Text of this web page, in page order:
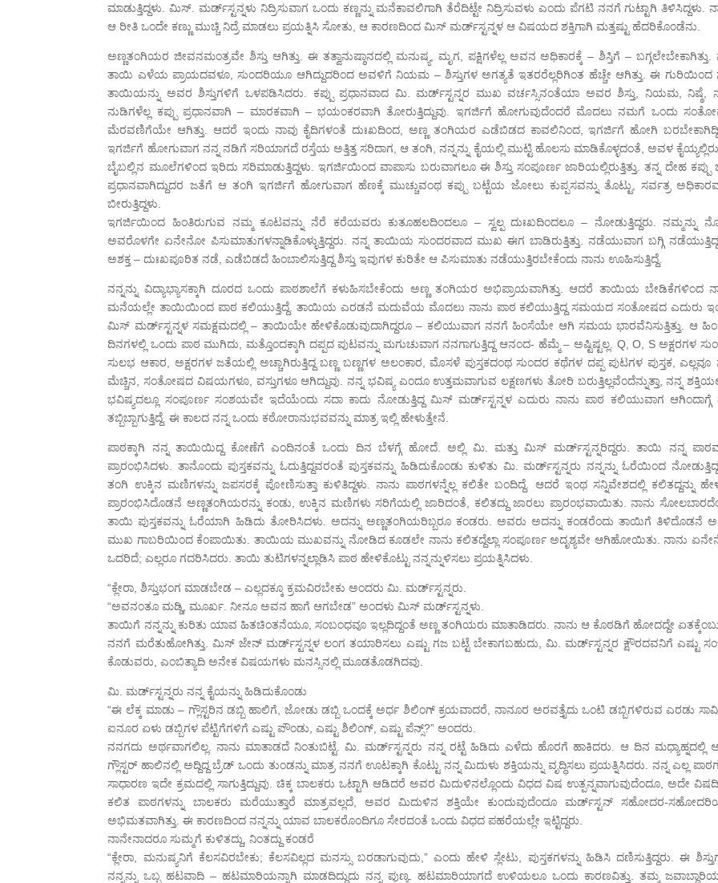
ಮಾಡುತ್ತಿದ್ದಳು. ಮಿಸ್. ಮರ್ಡ್‍ಸ್ಟನ್ನಳು ನಿದ್ರಿಸುವಾಗ ಒಂದು ಕಣ್ಣನ್ನು ಮನೆಕಾವಲಿಗಾಗಿ ತೆರೆದಿಟ್ಟೇ ನಿದ್ರಿಸುವಳು ಎಂದು ಪೆಗಟಿ ನನಗೆ ಗುಟ್ಟಾಗಿ ತಿಳಿಸಿದ್ದಳು.
ಆ ರೀತಿ ಒಂದೇ ಕಣ್ಣು ಮುಚ್ಚಿ ನಿದ್ರೆ ಮಾಡಲು ಪ್ರಯತ್ನಿಸಿ ಸೋತು, ಆ ಕಾರಣದಿಂದ ಮಿಸ್ ಮರ್ಡ್‍ಸ್ಟನ್ನಳ ಆ ವಿಷಯದ ಶಕ್ತಿಗಾಗಿ ಮತ್ತಷ್ಟು ಹೆದರಿಕೊಂಡೆನು.
ಅಣ್ಣತಂಗಿಯರ ಜೀವನಮಂತ್ರವೇ ಶಿಸ್ತು ಆಗಿತ್ತು. ಈ ತತ್ವಾನುಷ್ಠಾನದಲ್ಲಿ ಮನುಷ್ಯ, ಮೃಗ, ಪಕ್ಷಿಗಳೆಲ್ಲ ಅವನ ಅಧಿಕಾರಕ್ಕೆ – ಶಿಸ್ತಿಗೆ – ಬಗ್ಗಲೇಬೇಕಾಗಿತ್ತು.
ತಾಯಿ ಎಳೆಯ ಪ್ರಾಯದವಳೂ, ಸುಂದರಿಯೂ ಆಗಿದ್ದುದರಿಂದ ಅವಳಿಗೆ ನಿಯಮ – ಶಿಸ್ತುಗಳ ಅಗತ್ಯತೆ ಇತರರೆಲ್ಲರಿಗಿಂತ ಹೆಚ್ಚೇ ಆಗಿತ್ತು. ಈ ಗುರಿಯಿಂದ
ತಾಯಿಯನ್ನು ಅವರ ಶಿಸ್ತುಗಳಿಗೆ ಒಳಪಡಿಸಿದರು. ಕಪ್ಪು ಪ್ರಧಾನವಾದ ಮಿ. ಮರ್ಡ್‍ಸ್ಟನ್ನರ ಮುಖ ವರ್ಚಸ್ಸಿನಂತೆಯಾ ಅವರ ಶಿಸ್ತು, ನಿಯಮ, ನಿಷ್ಠೆ,
ನುಡಿಗಳೆಲ್ಲ ಕಪ್ಪು ಪ್ರಧಾನವಾಗಿ – ಮಾರಕವಾಗಿ – ಭಯಂಕರವಾಗಿ ತೋರುತ್ತಿದ್ದುವು. ಇಗರ್ಜಿಗೆ ಹೋಗುವುದೆಂದರೆ ಮೊದಲು ನಮಗೆ ಒಂದು
ಮೆರವಣಿಗೆಯೇ ಆಗಿತ್ತು. ಆದರೆ ಇಂದು ನಾವು ಕೈದಿಗಳಂತೆ ದುಃಖದಿಂದ, ಅಣ್ಣ ತಂಗಿಯರ ಎಡೆಬಿಡದ ಕಾವಲಿನಿಂದ, ಇಗರ್ಜಿಗೆ ಹೋಗಿ
ಇಗರ್ಜಿಗೆ ಹೋಗುವಾಗ ನನ್ನ ನಡಿಗೆ ಸರಿಯಾಗದೆ ರಸ್ತೆಯ ಅತ್ತಿತ್ತ ಸರಿದಾಗ, ಆ ತಂಗಿ, ನನ್ನನ್ನು ಕೈಯಲ್ಲಿ ಮುಟ್ಟಿ ಹೊಲಸು ಮಾಡಿಕೊಳ್ಳದಂತೆ, ಅವಳ
ಬೈಬಲ್ಲಿನ ಮೂಲೆಗಳಿಂದ ಇರಿದು ಸರಿಮಾಡುತ್ತಿದ್ದಳು. ಇಗರ್ಜಿಯಿಂದ ವಾಪಾಸು ಬರುವಾಗಲೂ ಈ ಶಿಸ್ತು ಸಂಪೂರ್ಣ ಜಾರಿಯಲ್ಲಿರುತ್ತಿತ್ತು. ತನ್ನ ದೇಹ ಕಪ್ಪು
ಪ್ರಧಾನವಾಗಿದ್ದುದರ ಜತೆಗೆ ಆ ತಂಗಿ ಇಗರ್ಜಿಗೆ ಹೋಗುವಾಗ ಹೆಣಕ್ಕೆ ಮುಚ್ಚುವಂಥ ಕಪ್ಪು ಬಟ್ಟೆಯ ಜೋಲು ಕುಪ್ಪಸವನ್ನು ತೊಟ್ಟು, ಸರ್ವತ್ರ
ಬೀರುತ್ತಿದ್ದಳು.
ಇಗರ್ಜಿಯಿಂದ ಹಿಂತಿರುಗುವ ನಮ್ಮ ಕೂಟವನ್ನು ನೆರೆ ಕರೆಯವರು ಕುತೂಹಲದಿಂದಲೂ – ಸ್ವಲ್ಪ ದುಃಖದಿಂದಲೂ – ನೋಡುತ್ತಿದ್ದರು. ನಮ್ಮನ್ನು
ಅವರೊಳಗೇ ಏನೇನೋ ಪಿಸುಮಾತುಗಳನ್ನಾಡಿಕೊಳ್ಳುತ್ತಿದ್ದರು. ನನ್ನ ತಾಯಿಯ ಸುಂದರವಾದ ಮುಖ ಈಗ ಬಾಡಿರುತ್ತಿತ್ತು. ನಡೆಯುವಾಗ ಬಗ್ಗಿ
ಅಶಕ್ತ – ದುಃಖಪೂರಿತ ನಡೆ, ಎಡೆಬಿಡದೆ ಹಿಂಬಾಲಿಸುತ್ತಿದ್ದ ಶಿಸ್ತು ಇವುಗಳ ಕುರಿತೇ ಆ ಪಿಸುಮಾತು ನಡೆಯುತ್ತಿರಬೇಕೆಂದು ನಾನು ಊಹಿಸುತ್ತಿದ್ದೆ.
ನನ್ನನ್ನು ವಿದ್ಯಾಭ್ಯಾಸಕ್ಕಾಗಿ ದೂರದ ಒಂದು ಪಾಠಶಾಲೆಗೆ ಕಳುಹಿಸಬೇಕೆಂದು ಅಣ್ಣ ತಂಗಿಯರ ಅಭಿಪ್ರಾಯವಾಗಿತ್ತು. ಆದರೆ ತಾಯಿಯ ಬೇಡಿಕೆಗಳಿಂದ
ಮನೆಯಲ್ಲೇ ತಾಯಿಯಿಂದ ಪಾಠ ಕಲಿಯುತ್ತಿದ್ದೆ. ತಾಯಿಯ ಎರಡನೆ ಮದುವೆಯ ಮೊದಲು ನಾನು ಪಾಠ ಕಲಿಯುತ್ತಿದ್ದ ಸಮಯದ ಸಂತೋಷದ ಎದುರು
ಮಿಸ್ ಮರ್ಡ್‍ಸ್ಟನ್ನಳ ಸಮಕ್ಷಮದಲ್ಲಿ – ತಾಯಿಯೇ ಹೇಳಿಕೊಡುವುದಾಗಿದ್ದರೂ – ಕಲಿಯುವಾಗ ನನಗೆ ಹಿಂಸೆಯೇ ಆಗಿ ಸಮಯ ಭಾರವೆನಿಸುತ್ತಿತ್ತು. ಆ
ದಿನಗಳಲ್ಲಿ ಒಂದು ಪಾಠ ಮುಗಿದು, ಮತ್ತೊಂದಕ್ಕಾಗಿ ದಪ್ಪದ ಪುಟವನ್ನು ಮಗುಚುವಾಗ ನನಗಾಗುತ್ತಿದ್ದ ಆನಂದ- ಹೆಮ್ಮೆ – ಅಷ್ಟಿಷ್ಟಲ್ಲ. Q, O, S ಅಕ್ಷರಗಳ
ಸುಲಭ ಆಕಾರ, ಅಕ್ಷರಗಳ ಜತೆಯಲ್ಲಿ ಅಚ್ಚಾಗಿರುತ್ತಿದ್ದ ಬಣ್ಣ ಬಣ್ಣಗಳ ಅಲಂಕಾರ, ಮೊಸಳೆ ಪುಸ್ತಕದಂಥ ಸುಂದರ ಕಥೆಗಳ ದಪ್ಪ ಪುಟಗಳ ಪುಸ್ತಕ, ಎಲ್ಲವೂ
ಮೆಚ್ಚಿನ, ಸಂತೋಷದ ವಿಷಯಗಳೂ, ವಸ್ತುಗಳೂ ಆಗಿದ್ದುವು. ನನ್ನ ಭವಿಷ್ಯ ಎಂದೂ ಉತ್ತಮವಾಗುವ ಲಕ್ಷಣಗಳು ತೋರಿ ಬರುತ್ತಿಲ್ಲವೆಂದೆನ್ನುತ್ತಾ, ನನ್ನ
ಭವಿಷ್ಯದಲ್ಲೂ ಸಂಪೂರ್ಣ ಸಂಶಯವೇ ಇದೆಯೆಂದು ಸದಾ ಕಾದು ನೋಡುತ್ತಿದ್ದ ಮಿಸ್ ಮರ್ಡ್‍ಸ್ಟನ್ನಳ ಎದುರು ನಾನು ಪಾಠ ಕಲಿಯುವಾಗ ಆಗಿಂದಾಗ್ಗೆ
ತಬ್ಬಿಬ್ಬಾಗುತ್ತಿದ್ದೆ. ಈ ಕಾಲದ ನನ್ನ ಒಂದು ಕಠೋರಾನುಭವವನ್ನು ಮಾತ್ರ ಇಲ್ಲಿ ಹೇಳುತ್ತೇನೆ.
ಪಾಠಕ್ಕಾಗಿ ನನ್ನ ತಾಯಿಯಿದ್ದ ಕೋಣೆಗೆ ಎಂದಿನಂತೆ ಒಂದು ದಿನ ಬೆಳಗ್ಗೆ ಹೋದೆ. ಅಲ್ಲಿ ಮಿ. ಮತ್ತು ಮಿಸ್ ಮರ್ಡ್‌ಸ್ಟನ್ನರಿದ್ದರು. ತಾಯಿ ನನ್ನ
ಪ್ರಾರಂಭಿಸಿದಳು. ತಾನೊಂದು ಪುಸ್ತಕವನ್ನು ಓದುತ್ತಿದ್ದವರಂತೆ ಪುಸ್ತಕವನ್ನು ಹಿಡಿದುಕೊಂಡು ಕುಳಿತು ಮಿ. ಮರ್ಡ್‍ಸ್ಟನ್ನರು ನನ್ನನ್ನು ಓರೆಯಿಂದ
ತಂಗಿ ಉಕ್ಕಿನ ಮಣಿಗಳನ್ನು ಜಪಸರಕ್ಕೆ ಪೋಣಿಸುತ್ತಾ ಕುಳಿತಿದ್ದಳು. ನಾನು ಪಾಠಗಳನ್ನೆಲ್ಲ ಕಲಿತೇ ಬಂದಿದ್ದೆ. ಆದರೆ ಇಂಥ ಸನ್ನಿವೇಶದಲ್ಲಿ ಕಲಿತದ್ದನ್ನು
ಪ್ರಾರಂಭಿಸಿದೊಡನೆ ಅಣ್ಣತಂಗಿಯರನ್ನು ಕಂಡು, ಉಕ್ಕಿನ ಮಣಿಗಳು ಸರಿಗೆಯಲ್ಲಿ ಜಾರಿದಂತೆ, ಕಲಿತದ್ದು ಜಾರಲು ಪ್ರಾರಂಭವಾಯಿತು. ನಾನು
ತಾಯಿ ಪುಸ್ತಕವನ್ನು ಓರೆಯಾಗಿ ಹಿಡಿದು ತೋರಿಸಿದಳು. ಅದನ್ನು ಅಣ್ಣತಂಗಿಯರಿಬ್ಬರೂ ಕಂಡರು. ಅವರು ಅದನ್ನು ಕಂಡರೆಂದು ತಾಯಿಗೆ ತಿಳಿದೊಡನೆ
ಮುಖ ಗಾಬರಿಯಿಂದ ಕೆಂಪಾಯಿತು. ತಾಯಿಯ ಮುಖವನ್ನು ನೋಡಿದ ಕೂಡಲೇ ನಾನು ಕಲಿತದ್ದೆಲ್ಲಾ ಸಂಪೂರ್ಣ ಅದೃಶ್ಯವೇ ಆಗಿಹೋಯಿತು. ನಾನು
ಒದರಿದೆ; ಎಲ್ಲರೂ ಗದರಿಸಿದರು. ತಾಯಿ ತುಟಿಗಳನ್ನಲ್ಲಾಡಿಸಿ ಪಾಠ ಹೇಳಿಕೊಟ್ಟು ನನ್ನನ್ನುಳಿಸಲು ಪ್ರಯತ್ನಿಸಿದಳು.
“ಕ್ಲೇರಾ, ಶಿಸ್ತುಭಂಗ ಮಾಡಬೇಡ – ಎಲ್ಲದಕ್ಕೂ ಕ್ರಮವಿರಬೇಕು ಅಂದರು ಮಿ. ಮರ್ಡ್‍ಸ್ಟನ್ನರು.
“ಅವನಂತೂ ಮಡ್ಡಿ, ಮೂರ್ಖ. ನೀನೂ ಅವನ ಹಾಗೆ ಆಗಬೇಡ” ಅಂದಳು ಮಿಸ್ ಮರ್ಡ್‍ಸ್ಟನ್ನಳು.
ತಾಯಿಗೆ ನನ್ನನ್ನು ಕುರಿತು ಯಾವ ಹಿತಚಿಂತನೆಯೂ, ಸಂಬಂಧವೂ ಇಲ್ಲದಿದ್ದಂತೆ ಅಣ್ಣ ತಂಗಿಯರು ಮಾತಾಡಿದರು. ನಾನು ಆ ಕೊಠಡಿಗೆ ಹೋದದ್ದೇ
ನನಗೆ ಮರೆತುಹೋಗಿತ್ತು. ಮಿಸ್ ಜೇನ್ ಮರ್ಡ್‍ಸ್ಟನ್ನಳ ಲಂಗ ತಯಾರಿಸಲು ಎಷ್ಟು ಗಜ ಬಟ್ಟೆ ಬೇಕಾಗಬಹುದು, ಮಿ. ಮರ್ಡ್‍ಸ್ಟನ್ನರ ಕ್ಷೌರದವನಿಗೆ ಎಷ್ಟು
ಕೊಡುವರು, ಎಂಬಿತ್ಯಾದಿ ಅನೇಕ ವಿಷಯಗಳು ಮನಸ್ಸಿನಲ್ಲಿ ಮೂಡತೊಡಗಿದವು.
ಮಿ. ಮರ್ಡ್‍ಸ್ಟನ್ನರು ನನ್ನ ಕೈಯನ್ನು ಹಿಡಿದುಕೊಂಡು
“ಈ ಲೆಕ್ಕ ಮಾಡು – ಗ್ಲೌಸ್ಟರಿನ ಡಬ್ಬಿ ಹಾಲಿಗೆ, ಜೋಡು ಡಬ್ಬಿ ಒಂದಕ್ಕೆ ಅರ್ಧ ಶಿಲಿಂಗ್ ಕ್ರಯವಾದರೆ, ನಾನೂರ ಅರವತ್ತೈದು ಒಂಟಿ ಡಬ್ಬಿಗಳಿರುವ ಎರಡು
ಐನೂರ ಏಳು ಡಬ್ಬಿಗಳ ಪೆಟ್ಟಿಗೆಗಳಿಗೆ ಎಷ್ಟು ಪೌಂಡು, ಎಷ್ಟು ಶಿಲಿಂಗ್, ಎಷ್ಟು ಪೆನ್ಸ್?” ಅಂದರು.
ನನಗದು ಅರ್ಥವಾಗಲಿಲ್ಲ. ನಾನು ಮಾತಾಡದೆ ನಿಂತುಬಿಟ್ಟೆ. ಮಿ. ಮರ್ಡ್‍ಸ್ಟನ್ನರು ನನ್ನ ರಟ್ಟೆ ಹಿಡಿದು ಎಳೆದು ಹೊರಗೆ ಹಾಕಿದರು. ಆ ದಿನ ಮಧ್ಯಾಹ್ನದಲ್ಲಿ
ಗ್ಲೌಸ್ಟರ್ ಹಾಲಿನಲ್ಲಿ ಅದ್ದಿದ್ದ ಬ್ರೆಡ್ ಒಂದು ತುಂಡನ್ನು ಮಾತ್ರ ನನಗೆ ಊಟಕ್ಕಾಗಿ ಕೊಟ್ಟು ನನ್ನ ಮಿದುಳು ಶಕ್ತಿಯನ್ನು ವೃದ್ಧಿಸಲು ಪ್ರಯತ್ನಿಸಿದರು. ನನ್ನ ಎಲ್ಲ
ಸಾಧಾರಣ ಇದೇ ಕ್ರಮದಲ್ಲಿ ಸಾಗುತ್ತಿದ್ದುವು. ಚಿಕ್ಕ ಬಾಲಕರು ಒಟ್ಟಾಗಿ ಆಡಿದರೆ ಅವರ ಮಿದುಳಿನಲ್ಲೊಂದು ವಿಧದ ವಿಷ ಉತ್ಪನ್ನವಾಗುವುದೆಂದೂ, ಅದೇ
ಕಲಿತ ಪಾಠಗಳನ್ನು ಬಾಲಕರು ಮರೆಯುತ್ತಾರೆ ಮಾತ್ರವಲ್ಲದೆ, ಅವರ ಮಿದುಳಿನ ಶಕ್ತಿಯೇ ಕುಂದುವುದೆಂದೂ ಮರ್ಡ್‍ಸ್ಟನ್ ಸಹೋದರ-
ಅಭಿಮತವಾಗಿತ್ತು. ಈ ಕಾರಣದಿಂದ ನನ್ನನ್ನು ಯಾವ ಬಾಲಕರೊಂದಿಗೂ ಸೇರದಂತೆ ಒಂದು ವಿಧದ ಪಹರೆಯಲ್ಲೇ ಇಟ್ಟಿದ್ದರು.
ನಾನೇನಾದರೂ ಸುಮ್ಮಗೆ ಕುಳಿತದ್ದು, ನಿಂತದ್ದು ಕಂಡರೆ
“ಕ್ಲೇರಾ, ಮನುಷ್ಯನಿಗೆ ಕೆಲಸವಿರಬೇಕು; ಕೆಲಸವಿಲ್ಲದ ಮನಸ್ಸು ಬರಡಾಗುವುದು,” ಎಂದು ಹೇಳಿ ಸ್ಲೇಟು, ಪುಸ್ತಕಗಳನ್ನು ಹಿಡಿಸಿ ದಣಿಸುತ್ತಿದ್ದರು. ಈ
ನನ್ನನ್ನು ಒಬ್ಬ ಹಟವಾದಿ – ಹಟಮಾರಿಯನ್ನಾಗಿ ಮಾಡದಿದ್ದುದು ನನ್ನ ಪುಣ್ಯ. ಹಟಮಾರಿಯಾಗದೆ ಉಳಿಯಲೂ ಒಂದು ಕಾರಣವಿತ್ತು. ತಮ್ಮ